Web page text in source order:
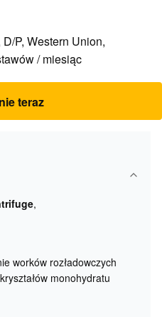
P, Western Union,
/ miesiąc
teraz
,
worków rozładowczych
monohydratu